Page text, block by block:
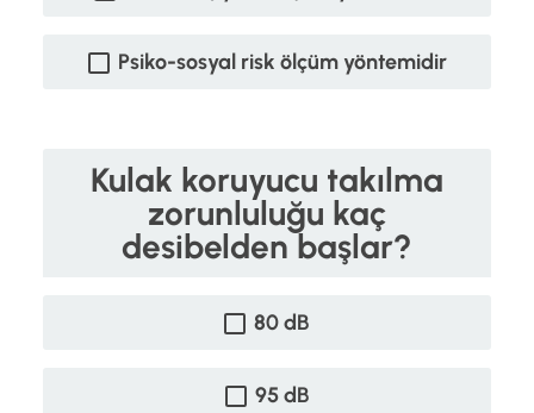
Psiko-sosyal risk ölçüm yöntemidir
Kulak koruyucu takılma
zorunluluğu kaç
desibelden başlar?
80 dB
95 dB